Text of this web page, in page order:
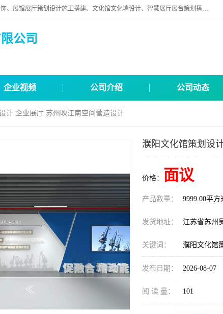
苏州映江南空间营造设计有限公司位于江苏省苏州市,是一家以从事建筑装饰、展馆展厅策划设计施工搭建、文化馆文化墙设计、智慧展厅展台策划搭建和其他建筑装饰装修业为主的企业。
公司
企业视频 公司介绍 公司动态
计 企业展厅 苏州映江南空间营造设计
濮阳文化馆策划设
价格： 面议
产品数量： 9999.00平方
发货地址： 江苏省苏州
关键词： 濮阳文化馆
发布日期： 2026-08-07
阅 读 量： 101